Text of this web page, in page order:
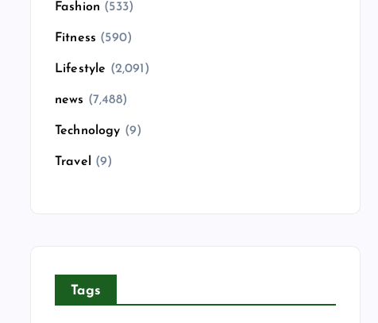
Fashion (533)
Fitness (590)
Lifestyle (2,091)
news (7,488)
Technology (9)
Travel (9)
Tags